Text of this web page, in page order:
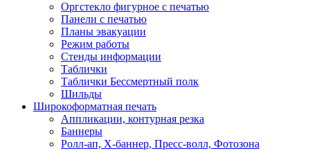
Оргстекло фигурное с печатью
Панели с печатью
Планы эвакуации
Режим работы
Стенды информации
Таблички
Таблички Бессмертный полк
Шильды
Широкоформатная печать
Аппликации, контурная резка
Баннеры
Ролл-ап, X-баннер, Пресс-волл, Фотозона